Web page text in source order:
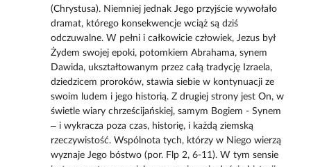
(Chrystusa). Niemniej jednak Jego przyjście wywołało
dramat, którego konsekwencje wciąż są dziś
odczuwalne. W pełni i całkowicie człowiek, Jezus był
Żydem swojej epoki, potomkiem Abrahama, synem
Dawida, ukształtowanym przez całą tradycję Izraela,
dziedzicem proroków, stawia siebie w kontynuacji ze
swoim ludem i jego historią. Z drugiej strony jest On, w
świetle wiary chrześcijańskiej, samym Bogiem - Synem
– i wykracza poza czas, historię, i każdą ziemską
rzeczywistość. Wspólnota tych, którzy w Niego wierzą
wyznaje Jego bóstwo (por. Flp 2, 6-11). W tym sensie